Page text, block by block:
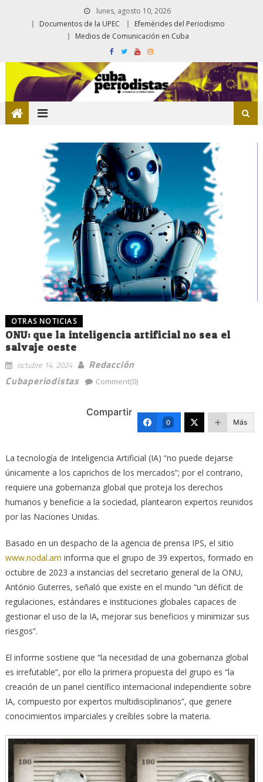
lunes, agosto 10, 2026
Documentos de la UPEC
Efemérides del Periodismo
Medios de Comunicación en Cuba
OTRAS NOTICIAS
ONU: que la inteligencia artificial no sea el
salvaje oeste
octubre 14, 2024
Redacción
Cubaperiodistas
Comment(0)
Compartir
0 Más
La tecnología de Inteligencia Artificial (IA) “no puede dejarse
únicamente a los caprichos de los mercados”; por el contrario,
requiere una gobernanza global que proteja los derechos
humanos y beneficie a la sociedad, plantearon expertos reunidos
por las Naciones Unidas.
Basado en un despacho de la agencia de prensa IPS, el sitio
www.nodal.am informa que el grupo de 39 expertos, formado en
octubre de 2023 a instancias del secretario general de la ONU,
António Guterres, señaló que existe en el mundo “un déficit de
regulaciones, estándares e instituciones globales capaces de
gestionar el uso de la IA, mejorar sus beneficios y minimizar sus
riesgos”.
El informe sostiene que “la necesidad de una gobernanza global
es irrefutable”, por ello la primera propuesta del grupo es “la
creación de un panel científico internacional independiente sobre
IA, compuesto por expertos multidisciplinarios”, que genere
conocimientos imparciales y creíbles sobre la materia.